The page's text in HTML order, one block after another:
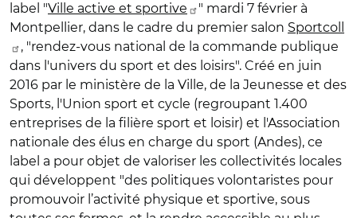
label "Ville active et sportive
" mardi 7 février à
Montpellier, dans le cadre du premier salon Sportcoll
, "rendez-vous national de la commande publique
dans l'univers du sport et des loisirs". Créé en juin
2016 par le ministère de la Ville, de la Jeunesse et des
Sports, l'Union sport et cycle (regroupant 1.400
entreprises de la filière sport et loisir) et l'Association
nationale des élus en charge du sport (Andes), ce
label a pour objet de valoriser les collectivités locales
qui développent "des politiques volontaristes pour
promouvoir l’activité physique et sportive, sous